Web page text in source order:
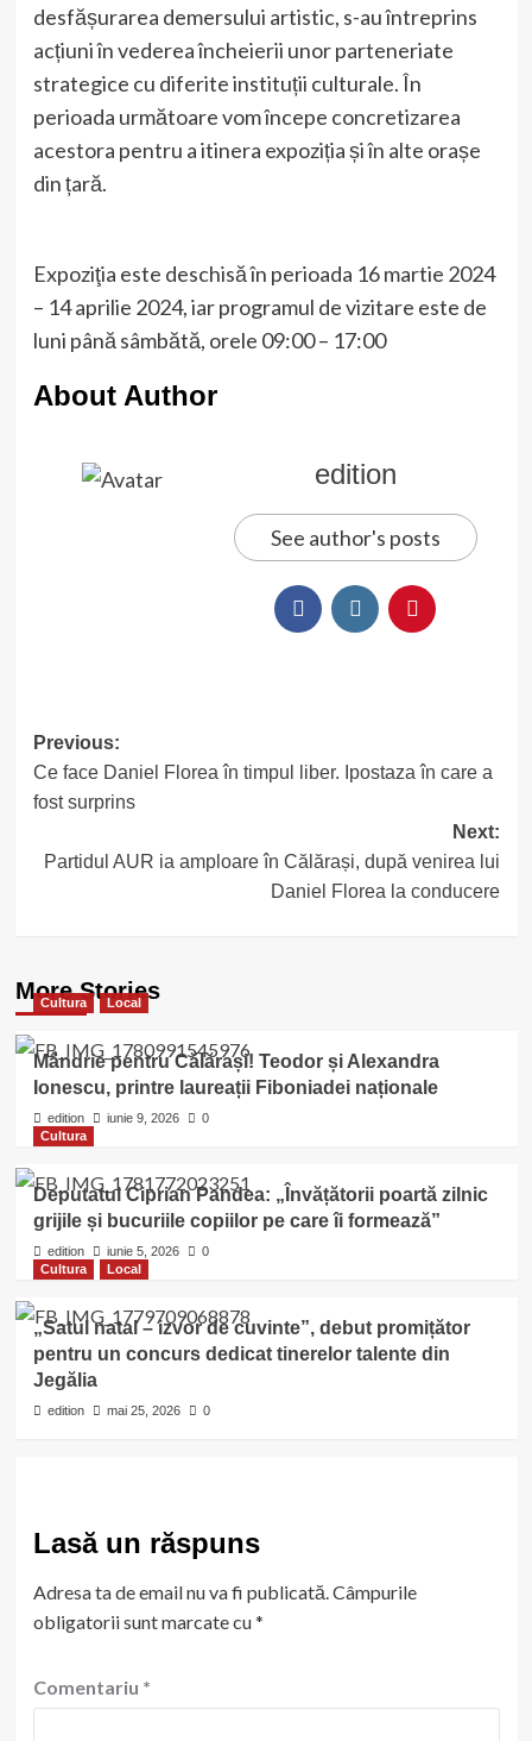
desfășurarea demersului artistic, s-au întreprins
acțiuni în vederea încheierii unor parteneriate
strategice cu diferite instituții culturale. În
perioada următoare vom începe concretizarea
acestora pentru a itinera expoziția și în alte orașe
din țară.
Expoziţia este deschisă în perioada 16 martie 2024
– 14 aprilie 2024, iar programul de vizitare este de
luni până sâmbătă, orele 09:00 – 17:00
About Author
edition
See author's posts
Post
navigation
Previous:
Ce face Daniel Florea în timpul liber. Ipostaza în care a
fost surprins
Next:
Partidul AUR ia amploare în Călărași, după venirea lui
Daniel Florea la conducere
More Stories
Cultura Local
Mândrie pentru Călărași! Teodor și Alexandra
Ionescu, printre laureații Fiboniadei naționale
edition iunie 9, 2026
0
Cultura
Deputatul Ciprian Pandea: „Învățătorii poartă zilnic
grijile și bucuriile copiilor pe care îi formează”
edition iunie 5, 2026
0
Cultura
Local
„Satul natal – izvor de cuvinte”, debut promițător
pentru un concurs dedicat tinerelor talente din
Jegălia
edition mai 25, 2026 0
Lasă un răspuns
Adresa ta de email nu va fi publicată.Câmpurile
obligatorii sunt marcate cu*
Comentariu *